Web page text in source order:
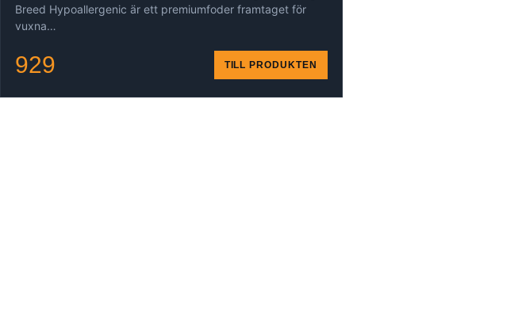
Breed Hypoallergenic är ett premiumfoder framtaget för
vuxna…
929 TILL PRODUKTEN